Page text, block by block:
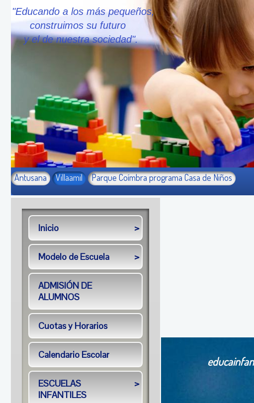
"Educando a los más pequeños,
construimos su futuro
y el de nuestra sociedad".
Antusana Villaamil Parque Coímbra programa Casa de Niños
>
Inicio
>
Modelo de Escuela
ADMISIÓN DE
ALUMNOS
Cuotas y Horarios
Calendario Escolar
>
ESCUELAS
INFANTILES